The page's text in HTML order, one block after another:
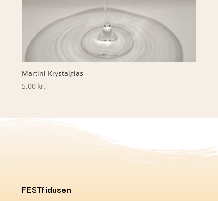
Martini Krystalglas
5.00 kr.
FESTfidusen